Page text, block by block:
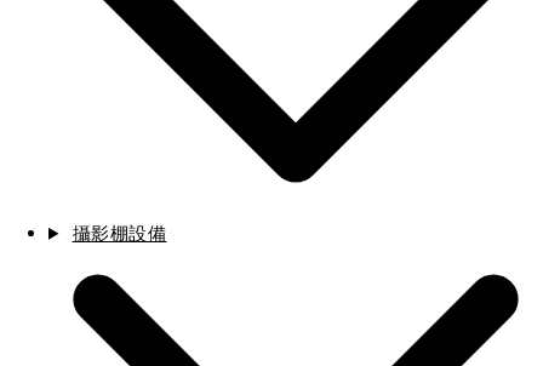
攝影棚設備